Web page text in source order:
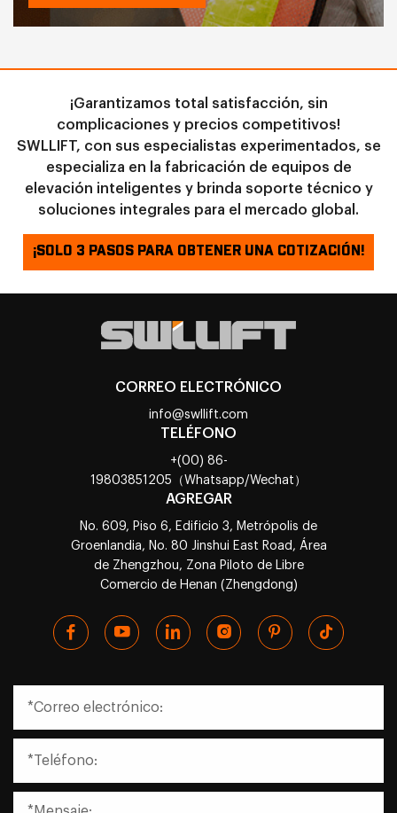
¡Garantizamos total satisfacción, sin
complicaciones y precios competitivos!
SWLLIFT, con sus especialistas experimentados, se
especializa en la fabricación de equipos de
elevación inteligentes y brinda soporte técnico y
soluciones integrales para el mercado global.
¡SOLO 3 PASOS PARA OBTENER UNA COTIZACIÓN!
CORREO ELECTRÓNICO
info@swllift.com
TELÉFONO
+(00) 86-
19803851205（Whatsapp/Wechat）
AGREGAR
No. 609, Piso 6, Edificio 3, Metrópolis de
Groenlandia, No. 80 Jinshui East Road, Área
de Zhengzhou, Zona Piloto de Libre
Comercio de Henan (Zhengdong)